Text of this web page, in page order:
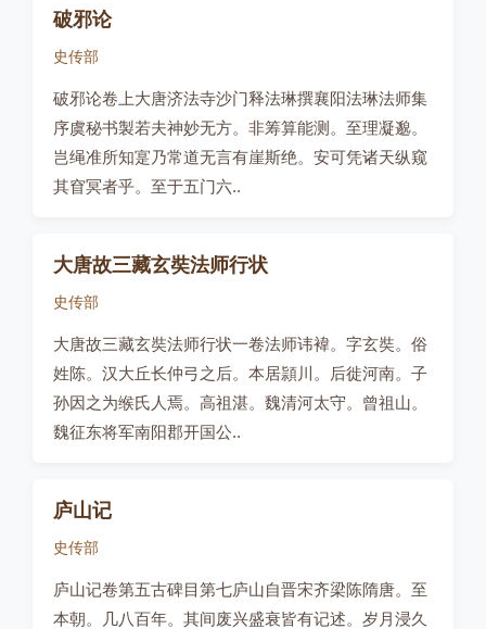
破邪论
史传部
破邪论卷上大唐济法寺沙门释法琳撰襄阳法琳法师集
序虞秘书製若夫神妙无方。非筹算能测。至理凝邈。
岂绳准所知寔乃常道无言有崖斯绝。安可凭诸天纵窥
其窅冥者乎。至于五门六..
大唐故三藏玄奘法师行状
史传部
大唐故三藏玄奘法师行状一卷法师讳褘。字玄奘。俗
姓陈。汉大丘长仲弓之后。本居頴川。后徙河南。子
孙因之为缑氏人焉。高祖湛。魏清河太守。曾祖山。
魏征东将军南阳郡开国公..
庐山记
史传部
庐山记卷第五古碑目第七庐山自晋宋齐梁陈隋唐。至
本朝。几八百年。其间废兴盛衰皆有记述。岁月浸久